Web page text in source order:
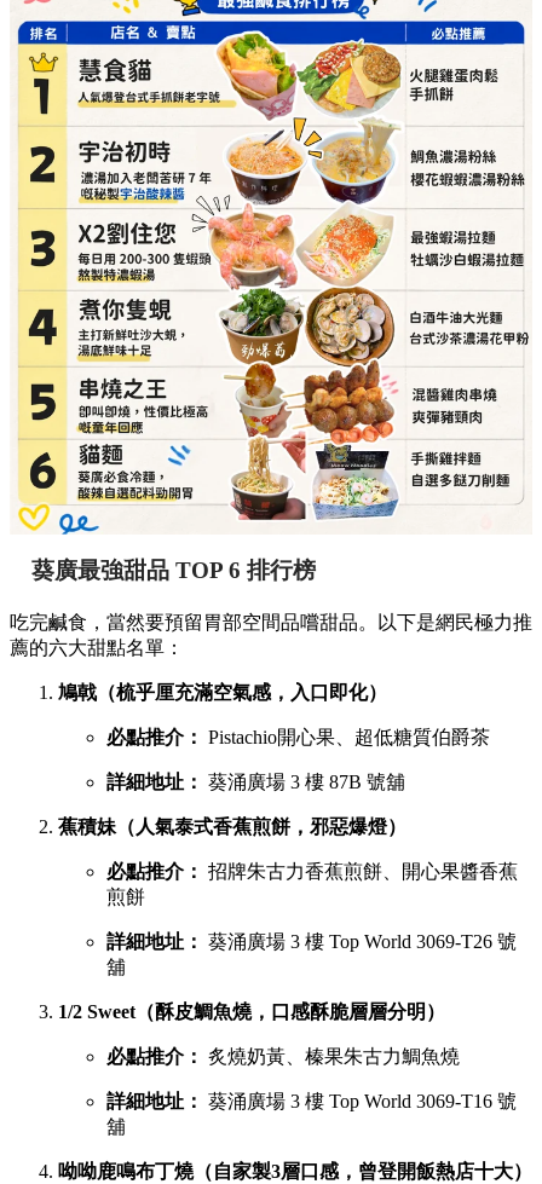
葵廣最強甜品 TOP 6 排行榜
吃完鹹食，當然要預留胃部空間品嚐甜品。以下是網民極力推
薦的六大甜點名單：
鳩戟（梳乎厘充滿空氣感，入口即化）
必點推介： Pistachio開心果、超低糖質伯爵茶
詳細地址： 葵涌廣場 3 樓 87B 號舖
蕉積妹（人氣泰式香蕉煎餅，邪惡爆燈）
必點推介： 招牌朱古力香蕉煎餅、開心果醬香蕉
煎餅
詳細地址： 葵涌廣場 3 樓 Top World 3069-T26 號
舖
1/2 Sweet（酥皮鯛魚燒，口感酥脆層層分明）
必點推介： 炙燒奶黃、榛果朱古力鯛魚燒
詳細地址： 葵涌廣場 3 樓 Top World 3069-T16 號
舖
呦呦鹿鳴布丁燒（自家製3層口感，曾登開飯熱店十大）